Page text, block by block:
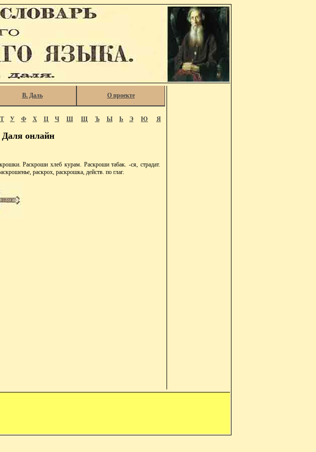
В. Даль О проекте
Т У Ф Х Ц Ч Ш Щ Ъ Ы Ь Э Ю Я
онлайн
Раскроши хлеб курам. Раскроши табак. -ся, страдат.
раскрох, раскрошка, действ. по глаг.